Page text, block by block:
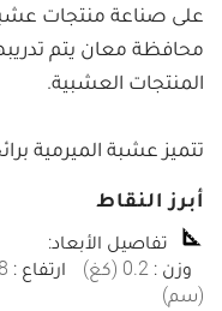
على صناعة منتجات
محافظة معان يتم
تتميز عشبة الميرمية
أبرز النقاط
تفاصيل الأبعاد:
وزن :
0.2
(كغ) ارتفاع :
8
(سم)